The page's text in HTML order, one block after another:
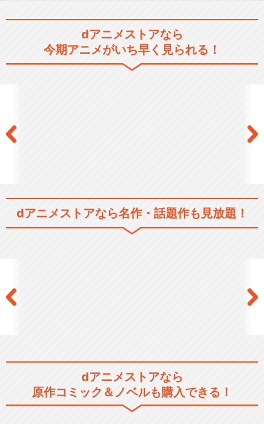
dアニメストアなら
今期アニメがいち早く見られる！
dアニメストアなら名作・話題作も見放題！
dアニメストアなら
原作コミック＆ノベルも購入できる！